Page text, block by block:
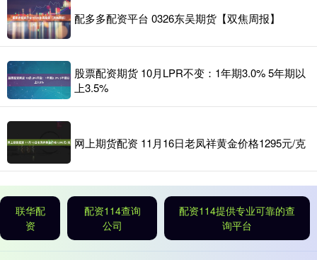
配多多配资平台 0326东吴期货【双焦周报】
股票配资期货 10月LPR不变：1年期3.0% 5年期以
上3.5%
网上期货配资 11月16日老凤祥黄金价格1295元/克
联华配
资
配资114查询
公司
配资114提供专业可靠的查
询平台